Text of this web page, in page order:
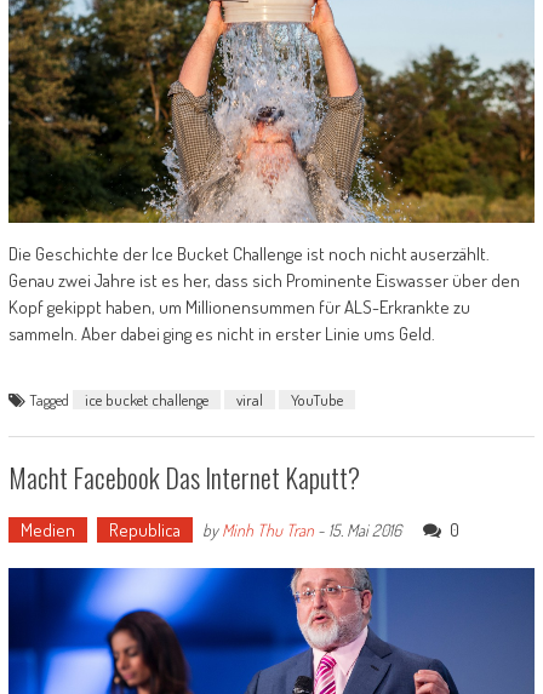
Die Geschichte der Ice Bucket Challenge ist noch nicht auserzählt.
Genau zwei Jahre ist es her, dass sich Prominente Eiswasser über den
Kopf gekippt haben, um Millionensummen für ALS-Erkrankte zu
sammeln. Aber dabei ging es nicht in erster Linie ums Geld.
Tagged ice bucket challenge viral YouTube
Macht Facebook Das Internet Kaputt?
Medien Republica byMinh Thu Tran- 15. Mai 2016 0